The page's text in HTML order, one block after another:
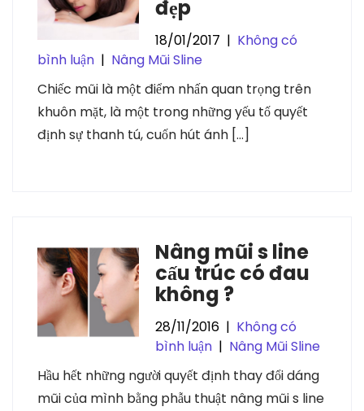
đẹp
18/01/2017 | Không có
bình luận | Nâng Mũi Sline
Chiếc mũi là một điểm nhấn quan trọng trên
khuôn mặt, là một trong những yếu tố quyết
định sự thanh tú, cuốn hút ánh […]
Nâng mũi s line
cấu trúc có đau
không ?
28/11/2016 | Không có
bình luận | Nâng Mũi Sline
Hầu hết những người quyết định thay đổi dáng
mũi của mình bằng phẫu thuật nâng mũi s line